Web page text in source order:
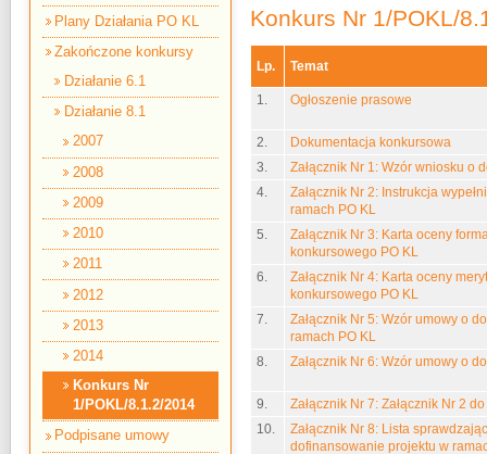
Konkurs Nr 1/POKL/
Lp. Temat
1. Ogłoszenie prasowe
2.
Dokumentacja konkursowa
3.
Załącznik Nr 1: Wzór wniosku o
4.
Załącznik Nr 2: Instrukcja
ramach PO KL
5.
Załącznik Nr 3: Karta oceny
konkursowego PO KL
6.
Załącznik Nr 4: Karta oceny
konkursowego PO KL
7.
Załącznik Nr 5: Wzór umowy o
ramach PO KL
8.
Załącznik Nr 6: Wzór umowy o
9.
Załącznik Nr 7: Załącznik Nr 2
10.
Załącznik Nr 8: Lista
dofinansowanie projektu w
Plany Działania PO KL
Zakończone konkursy
Działanie 6.1
Działanie 8.1
2007
2008
2009
2010
2011
2012
2013
2014
Konkurs Nr
1/POKL/8.1.2/2014
Podpisane umowy